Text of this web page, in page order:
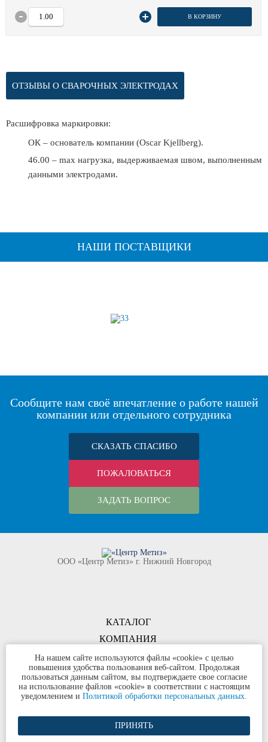
В КОРЗИНУ
ОТЗЫВЫ О СВАРОЧНЫХ ЭЛЕКТРОДАХ
Расшифровка маркировки:
ОК – основатель компании (Oscar Kjellberg).
46.00 – max нагрузка, выдерживаемая швом, выполненным
данными электродами.
НАШИ ПОСТАВЩИКИ
Сообщите нам своё впечатление о работе нашей
компании или отдельного сотрудника
СКАЗАТЬ СПАСИБО
ПОЖАЛОВАТЬСЯ
ЗАДАТЬ ВОПРОС
КОМПАНИЯ
ООО «Центр Метиз» г. Нижний Новгород
КАТАЛОГ
КОНТАКТЫ
©ООО «Центр Метиз» 2000-2026
Все права защищены
Политика конфиденциальности
Разработка сайта и продвижение
На нашем сайте используются файлы «cookie» с целью
повышения удобства пользования веб-сайтом. Продолжая
пользоваться данным сайтом, вы подтверждаете свое согласие
на использование файлов «cookie» в соответствии с настоящим
уведомлением и Политикой обработки персональных данных.
ПРИНЯТЬ